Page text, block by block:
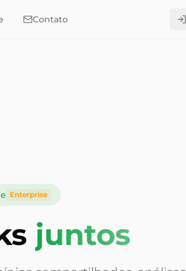
Contato
Enterprise
juntos